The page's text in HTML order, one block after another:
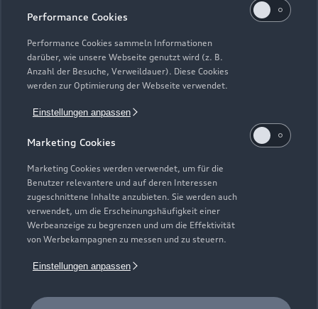
Performance Cookies
Performance Cookies sammeln Informationen
darüber, wie unsere Webseite genutzt wird (z. B.
Anzahl der Besuche, Verweildauer). Diese Cookies
werden zur Optimierung der Webseite verwendet.
Einstellungen anpassen
Marketing Cookies
Marketing Cookies werden verwendet, um für die
Benutzer relevantere und auf deren Interessen
zugeschnittene Inhalte anzubieten. Sie werden auch
verwendet, um die Erscheinungshäufigkeit einer
Werbeanzeige zu begrenzen und um die Effektivität
von Werbekampagnen zu messen und zu steuern.
Einstellungen anpassen
Elektromodelle
Plug-in-Hybride
Neuwagensuche
Gebrauchtwagensuche
Geschäftskunden
Service & Zubehör
Saisonale Angebote
Audi Services
Garantie
Audi digital services
myAudi
Support
Audi Code
Häufige Fragen (FAQ)
Audi Online Beratung
Online-Terminvereinbarung
Servicekontakt
Über Audi
Unternehmen
Karriere
Investor Relations
© 2026 AUDI AG. Alle Rechte vorbehalten
Impressum Rechtliches
Cookie-Richtlinie